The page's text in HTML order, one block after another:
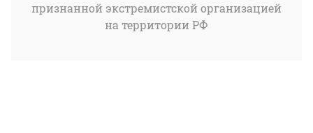
признанной экстремистской организацией
на территории РФ